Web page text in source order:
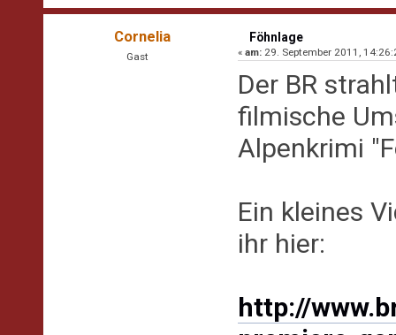
Cornelia
Gast
Föhnlage
«am: 29. September 2011,
Der BR
filmische
Alpenkrimi
Ein kleines
ihr hier:
http://